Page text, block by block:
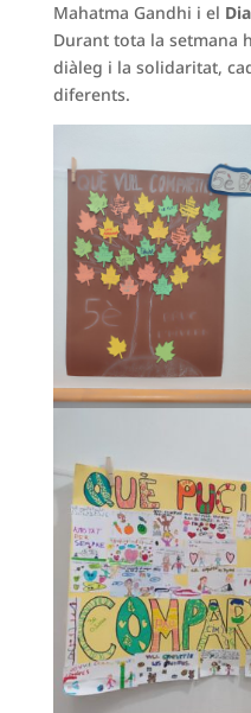
Mahatma Gandhi i el
Durant tota la setmana
diàleg i la solidaritat,
diferents.